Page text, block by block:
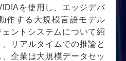
を使用し、エッジデバ
作する大規模言語モデル
ェントシステムについて紹
リアルタイムでの推論と
企業は大規模データセッ